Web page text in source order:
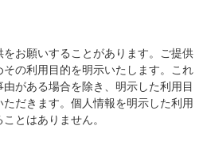
お願いすることがあります。ご提供
の利用目的を明示いたします。これ
がある場合を除き、明示した利用目
だきます。個人情報を明示した利用
とはありません。